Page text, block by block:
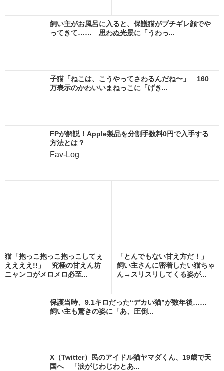
飼い主がお風呂に入ると、保護猫がブチギレ顔でや
ってきて…… 思わぬ光景に「うわっ...
子猫「ねこは、こうやってさわるんだね〜」 160
万表示のかわいいまねっこに「げき...
FPが解説！Apple製品を分割手数料0円で入手する
方法とは？
Fav-Log
猫「抱っこ抱っこ抱っこしてぇ
ええええ!!」 究極の甘えん坊
ニャンコがメロメロ必至...
「とんでもない甘え方だ！」
飼い主さんに密着したい猫ちゃ
ん→スリスリしてくる姿が...
保護当時、9.1キロだった“デカい猫”が数年後……
飼い主も驚きの姿に「あ、圧倒...
X（Twitter）民のアイドル猫ヤマダくん、19歳で天
国へ 「涙がじわじわとあ...